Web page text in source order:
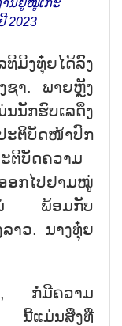
ານຢູ່ໝູ່ເກະ
2023
ທິມິງທຸ໋ຍໄດ້ລົງ
ຊາ. ພາຍຫຼັງ
ນນັກຮົບເລດິ່ງ
ະຕິບັດໜ້າປົກ
ຕິບັດຄວາມ
ກໄປຢາມໝູ່
າພໍ່ ພ້ອມກັບ
າວ. ນາງທຸ໋ຍ
າ, ກໍ່ມີຄວາມ
ນີ້ແມ່ນສິ່ງທີ່